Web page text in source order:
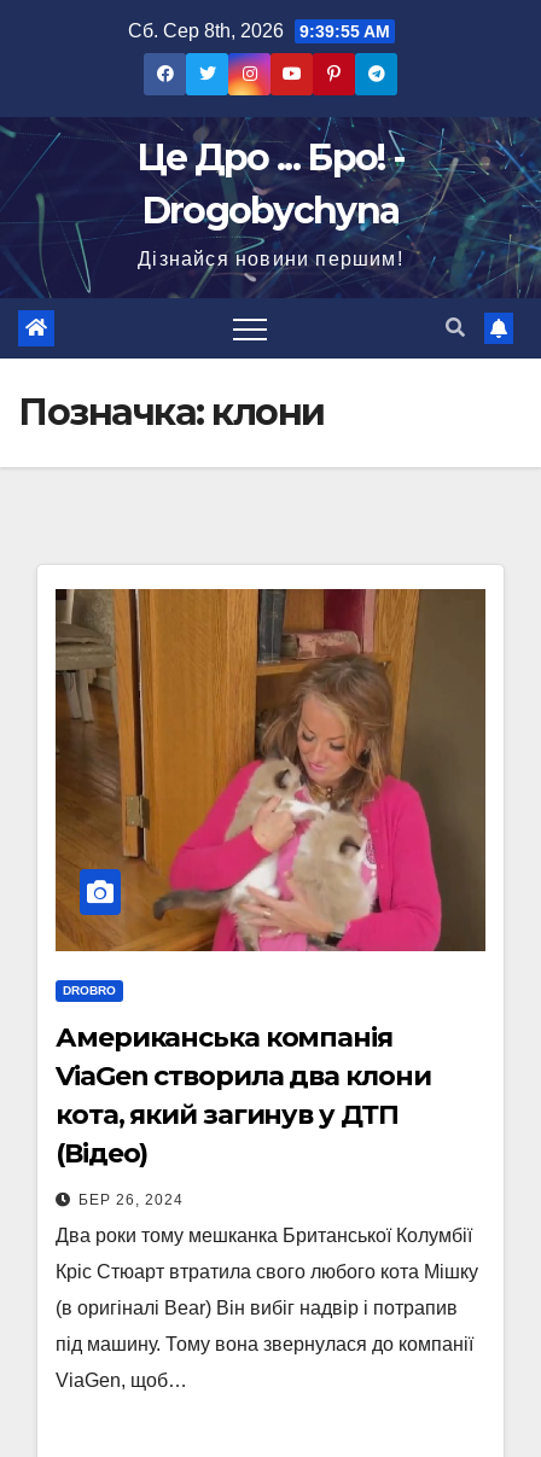
Сб. Сер 8th, 2026 9:39:56 AM
Це Дро ... Бро! -
Drogobychyna
Дізнайся новини першим!
Позначка: клони
DROBRO
Американська компанія
ViaGen створила два клони
кота, який загинув у ДТП
(Відео)
БЕР 26, 2024
Два роки тому мешканка Британської Колумбії
Кріс Стюарт втратила свого любого кота Мішку
(в оригіналі Bear) Він вибіг надвір і потрапив
під машину. Тому вона звернулася до компанії
ViaGen, щоб…